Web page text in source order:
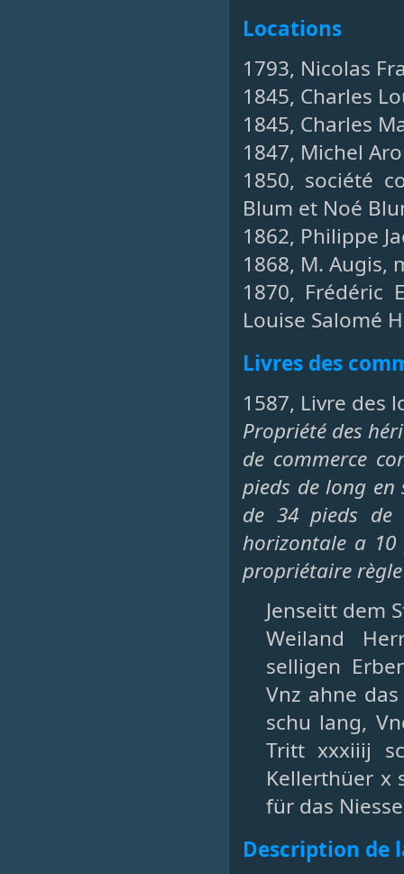
Locations
1793, Nicolas
1845, Charles
1845, Charles
1847, Michel
1850, société
Blum et Noé
1862, Philippe
1868, M. Augis,
1870, Frédéric
Louise Salomé
Livres des
1587, Livre des
Propriété des
de commerce
pieds de long en
de 34 pieds
horizontale a 10
propriétaire
Jenseitt dem
Weiland
selligen
Vnz ahne
schu lang,
Tritt xxxiiij
Kellerthüer x
für das
Description de